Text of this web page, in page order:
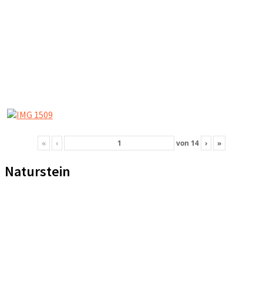
« ‹ von 14 › »
Naturstein